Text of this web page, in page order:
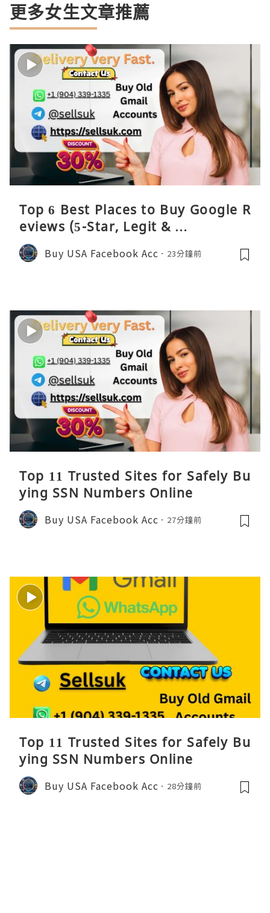
更多女生文章推薦
Top 6 Best Places to Buy Google R
eviews (5-Star, Legit & …
Buy USA Facebook Acc 23分鐘前
Top 11 Trusted Sites for Safely Bu
ying SSN Numbers Online
Buy USA Facebook Acc 27分鐘前
Top 11 Trusted Sites for Safely Bu
ying SSN Numbers Online
Buy USA Facebook Acc 28分鐘前